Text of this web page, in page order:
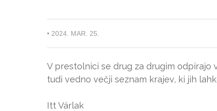
• 2024. MAR. 25.
V prestolnici se drug za drugim
tudi vedno večji seznam krajev, ki jih
Itt Várlak